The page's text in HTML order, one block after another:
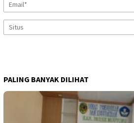
PALING BANYAK DILIHAT